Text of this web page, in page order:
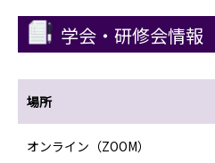
学会・研修会情報
場所
オンライン（ZOOM）